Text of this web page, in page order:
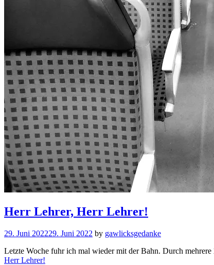
Herr Lehrer, Herr Lehrer!
29. Juni 202229. Juni 2022 by gawlicksgedanke
Letzte Woche fuhr ich mal wieder mit der Bahn. Durch
Herr Lehrer!